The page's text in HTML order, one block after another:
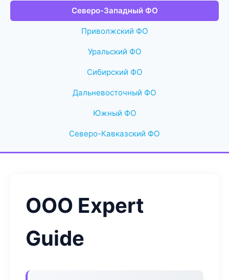
Северо-Западный ФО
Приволжский ФО
Уральский ФО
Сибирский ФО
Дальневосточный ФО
Южный ФО
Северо-Кавказский ФО
ООО Expert
Guide